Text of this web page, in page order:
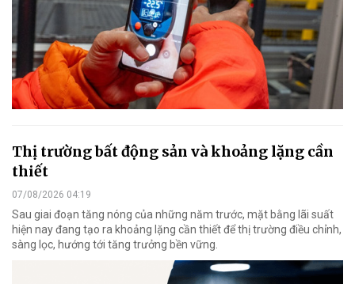
Thị trường bất động sản và khoảng lặng cần
thiết
07/08/2026 04:19
Sau giai đoạn tăng nóng của những năm trước, mặt bằng lãi suất
hiện nay đang tạo ra khoảng lặng cần thiết để thị trường điều chỉnh,
sàng lọc, hướng tới tăng trưởng bền vững.